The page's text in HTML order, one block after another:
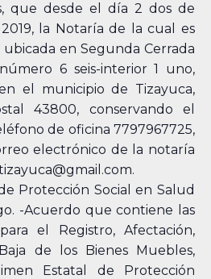
que desde el día 2 dos de
la Notaría de la cual es
en Segunda Cerrada
6 seis-interior 1 uno,
el municipio de Tizayuca,
43800, conservando el
de oficina 7797967725,
electrónico de la notaría
Protección Social en Salud
-Acuerdo que contiene las
el Registro, Afectación,
de los Bienes Muebles,
Estatal de Protección